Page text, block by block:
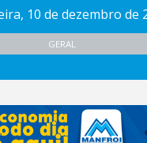
10 de dezembro de
GERAL